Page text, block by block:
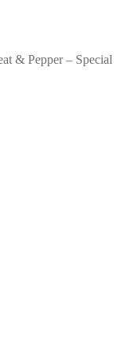
& Pepper – Special